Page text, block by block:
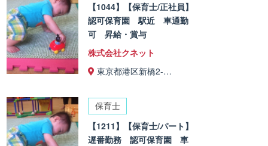
【1044】【保育士/正社員】
認可保育園 駅近 車通勤
可 昇給・賞与
株式会社クネット
東京都港区新橋2-…
保育士
【1211】【保育士/パート】
遅番勤務 認可保育園 車